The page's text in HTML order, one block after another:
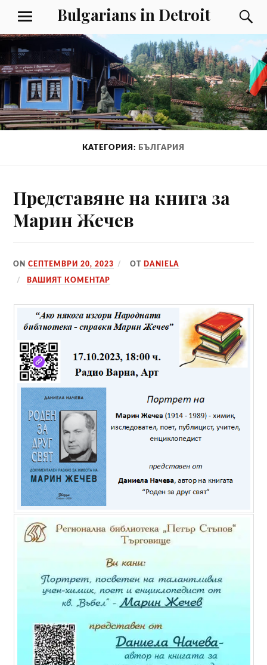
съдържаниетоBulgarians in Detroit
МЕНЮ
КАТЕГОРИЯ: БЪЛГАРИЯ
Представяне на книга за
Марин Жечев
ONСЕПТЕМВРИ 20, 2023 ОТ DANIELA
ВАШИЯТ КОМЕНТАР